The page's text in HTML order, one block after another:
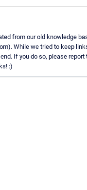
from our old knowledge
While we tried to keep
If you do so, please
:)